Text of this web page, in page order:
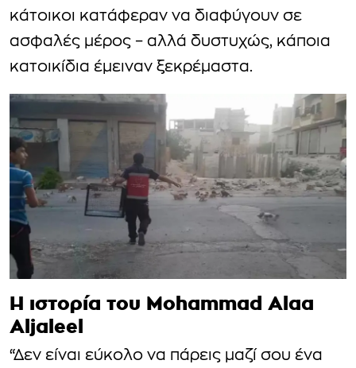
κάτοικοι κατάφεραν να διαφύγουν σε
ασφαλές μέρος – αλλά δυστυχώς, κάποια
κατοικίδια έμειναν ξεκρέμαστα.
H ιστορία του Mohammad Alaa
Aljaleel
“Δεν είναι εύκολο να πάρεις μαζί σου ένα